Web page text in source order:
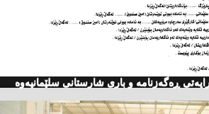
ڕه‌گه‌زنامه‌ و باری شارستانی سلێمانیه‌وه‌